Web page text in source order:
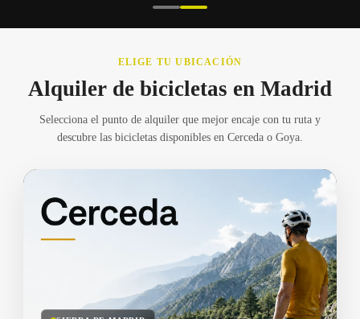
ELIGE TU UBICACIÓN
Alquiler de bicicletas en Madrid
Selecciona el punto de alquiler que mejor encaje con tu ruta y
descubre las bicicletas disponibles en Cerceda o Goya.